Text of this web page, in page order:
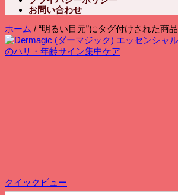
お問い合わせ
ホーム / “明るい目元”にタグ付けされた商品
クイックビュー